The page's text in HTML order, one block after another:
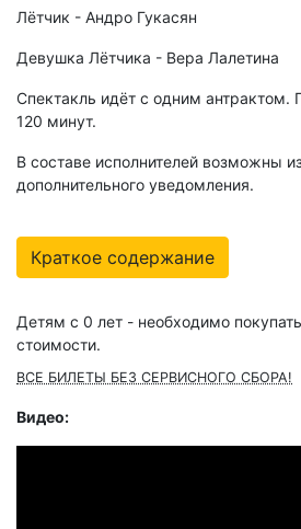
Лётчик - Андро Гукасян
Девушка Лётчика - Вера Лалетина
Спектакль идёт с одним антрактом.
120 минут.
В составе исполнителей возможны
дополнительного уведомления.
Краткое содержание
Детям с 0 лет - необходимо
стоимости.
ВСЕ БИЛЕТЫ БЕЗ СЕРВИСНОГО СБОРА!
Видео: